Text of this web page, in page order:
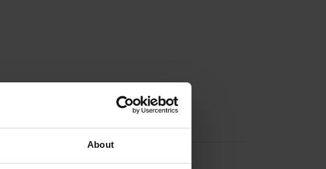
About
Contact info
+358 18364527